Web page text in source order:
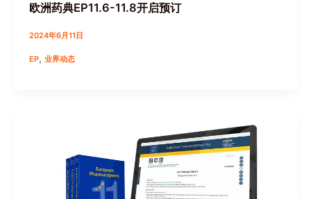
欧洲药典EP11.6-11.8开启预订
2024年6月11日
EP, 业界动态